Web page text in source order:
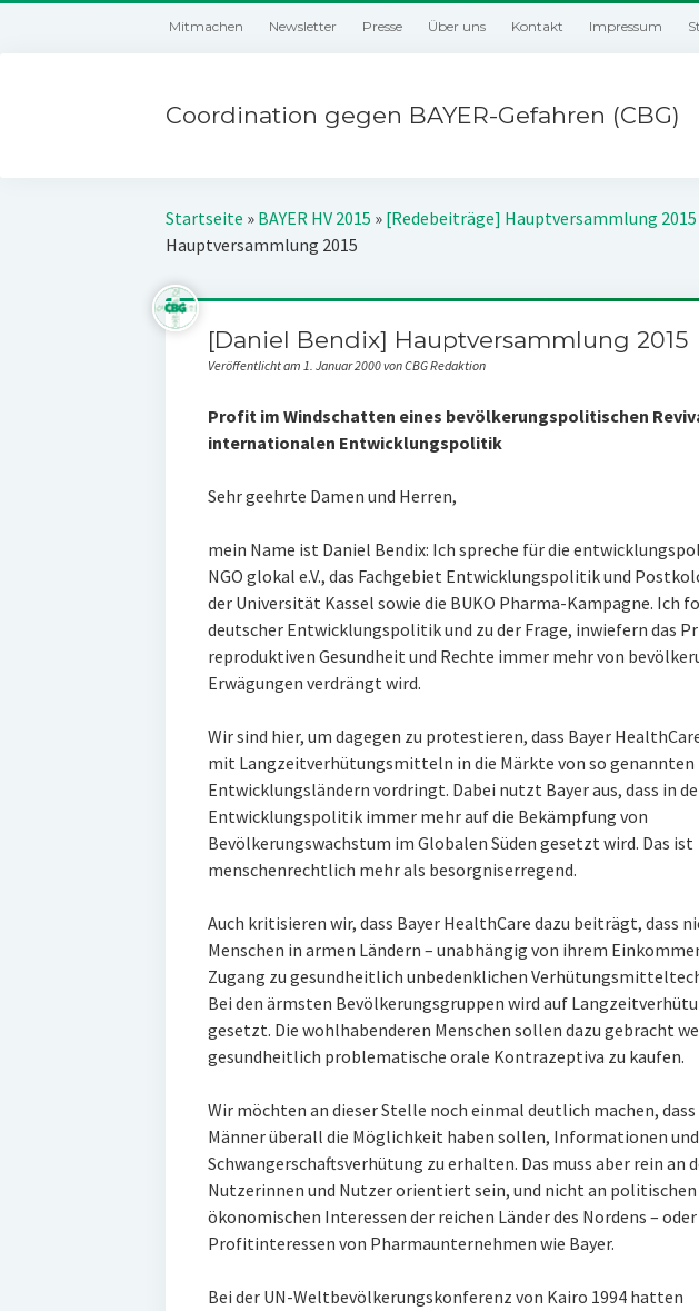
Mitmachen Newsletter Presse Über uns Kontakt Impressum
Coordination gegen BAYER-Gefahren (CBG)
Startseite » BAYER HV 2015 » [Redebeiträge] Hauptversammlung 2015
Hauptversammlung 2015
[Daniel Bendix] Hauptversammlung 2015
Veröffentlicht am 1. Januar 2000 von CBG Redaktion
Profit im Windschatten eines bevölkerungspolitischen
internationalen Entwicklungspolitik
Sehr geehrte Damen und Herren,
mein Name ist Daniel Bendix: Ich spreche für die
NGO glokal e.V., das Fachgebiet Entwicklungspolitik und
der Universität Kassel sowie die BUKO Pharma-Kampagne. Ich
deutscher Entwicklungspolitik und zu der Frage, inwiefern das
reproduktiven Gesundheit und Rechte immer mehr von
Erwägungen verdrängt wird.
Wir sind hier, um dagegen zu protestieren, dass Bayer
mit Langzeitverhütungsmitteln in die Märkte von so genannten
Entwicklungsländern vordringt. Dabei nutzt Bayer aus, dass in
Entwicklungspolitik immer mehr auf die Bekämpfung von
Bevölkerungswachstum im Globalen Süden gesetzt wird. Das ist
menschenrechtlich mehr als besorgniserregend.
Auch kritisieren wir, dass Bayer HealthCare dazu beiträgt, dass
Menschen in armen Ländern – unabhängig von ihrem
Zugang zu gesundheitlich unbedenklichen
Bei den ärmsten Bevölkerungsgruppen wird auf
gesetzt. Die wohlhabenderen Menschen sollen dazu gebracht
gesundheitlich problematische orale Kontrazeptiva zu kaufen.
Wir möchten an dieser Stelle noch einmal deutlich machen, dass
Männer überall die Möglichkeit haben sollen, Informationen
Schwangerschaftsverhütung zu erhalten. Das muss aber rein an
Nutzerinnen und Nutzer orientiert sein, und nicht an politischen
ökonomischen Interessen der reichen Länder des Nordens – oder
Profitinteressen von Pharmaunternehmen wie Bayer.
Bei der UN-Weltbevölkerungskonferenz von Kairo 1994 hatten